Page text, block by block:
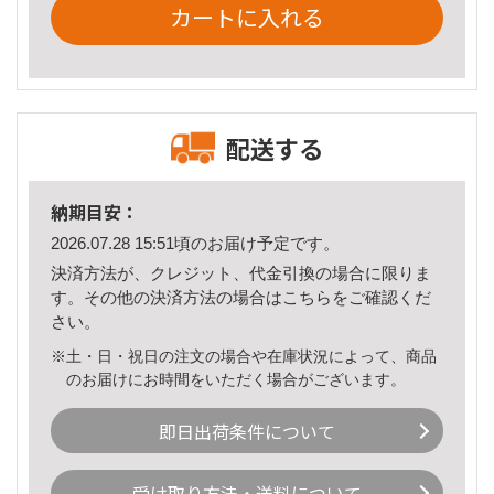
カートに入れる
配送する
納期目安：
2026.07.28 15:51頃のお届け予定です。
決済方法が、クレジット、代金引換の場合に限りま
す。その他の決済方法の場合はこちら をご確認くだ
さい。
※土・日・祝日の注文の場合や在庫状況によって、商品
のお届けにお時間をいただく場合がございます。
即日出荷条件について